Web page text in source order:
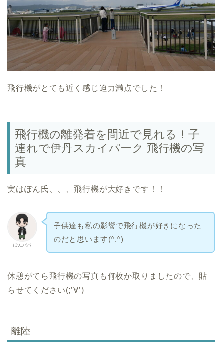
飛行機がとても近く感じ迫力満点でした！
飛行機の離発着を間近で見れる！子
連れで伊丹スカイパーク 飛行機の写
真
実はぽん氏、、、飛行機が大好きです！！
ぽんパパ
子供達も私の影響で飛行機が好きになった
のだと思います(^.^)
休憩がてら飛行機の写真も何枚か取りましたので、貼
らせてください(;’∀’)
離陸